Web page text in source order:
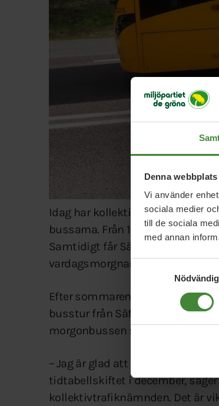
Denna
Vi använder
sociala medier
till de sociala
med annan
Samtyckesval
Nödvändig
Idag har
bussarna. Från 1 juni kommer
Samtidigt får Säffle-borna en
vardagsmorgnar, för att passa
Efter sommaren sker ytterligare
busstur från Säffle som
morgonbussen som passar till
– Jag är glad att vi kan göra de
tidtabellskiftet i december, säger
kollektivtrafiknämnden. Det är